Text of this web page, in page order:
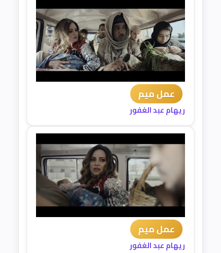
عمل ميم
ريهام عبد الغفور
عمل ميم
ريهام عبد الغفور